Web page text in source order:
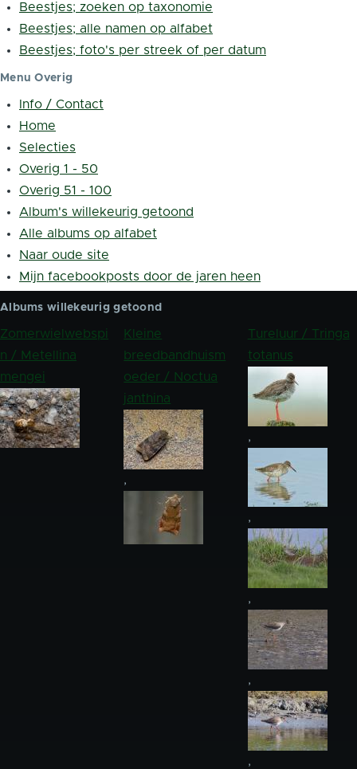
Beestjes; zoeken op taxonomie
Beestjes; alle namen op alfabet
Beestjes; foto's per streek of per datum
Menu Overig
Info / Contact
Home
Selecties
Overig 1 - 50
Overig 51 - 100
Album's willekeurig getoond
Alle albums op alfabet
Naar oude site
Mijn facebookposts door de jaren heen
Albums willekeurig getoond
Zomerwielwebspi
n / Metellina
mengei
Kleine
breedbandhuism
oeder / Noctua
janthina
,
Tureluur / Tringa
totanus
,
,
,
,
,